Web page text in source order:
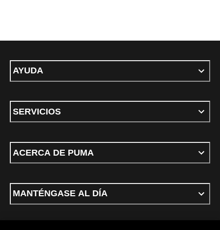
AYUDA
SERVICIOS
ACERCA DE PUMA
MANTÉNGASE AL DÍA